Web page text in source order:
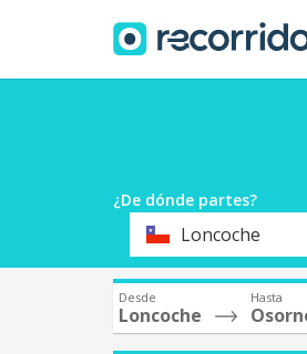
¿De dónde partes?
OrigenLoncoche
Desde
Loncoche
Hasta